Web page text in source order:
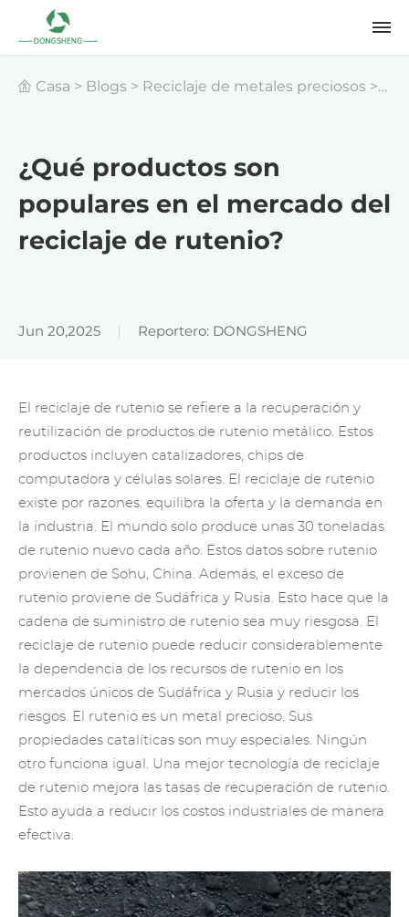
Casa > Blogs > Reciclaje de metales preciosos >
reciclaje de rutenio?
¿Qué productos son
populares en el mercado del
reciclaje de rutenio?
Jun 20,2025 Reportero: DONGSHENG
El reciclaje de rutenio se refiere a la recuperación y
reutilización de productos de rutenio metálico. Estos
productos incluyen catalizadores, chips de
computadora y células solares. El reciclaje de rutenio
existe por razones: equilibra la oferta y la demanda en
la industria. El mundo solo produce unas 30 toneladas
de rutenio nuevo cada año. Estos datos sobre rutenio
provienen de Sohu, China. Además, el exceso de
rutenio proviene de Sudáfrica y Rusia. Esto hace que la
cadena de suministro de rutenio sea muy riesgosa. El
reciclaje de rutenio puede reducir considerablemente
la dependencia de los recursos de rutenio en los
mercados únicos de Sudáfrica y Rusia y reducir los
riesgos. El rutenio es un metal precioso. Sus
propiedades catalíticas son muy especiales. Ningún
otro funciona igual. Una mejor tecnología de reciclaje
de rutenio mejora las tasas de recuperación de rutenio.
Esto ayuda a reducir los costos industriales de manera
efectiva.